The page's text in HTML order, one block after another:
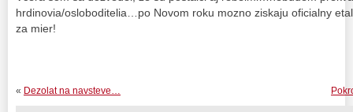
hrdinovia/osloboditelia…po Novom roku mozno ziskaju oficialny
za mier!
« Dezolat na navsteve…